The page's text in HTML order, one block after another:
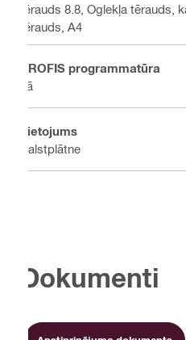
tērauds 8.8, Oglekļa tērauds,
tērauds, A4
PROFIS programmatūra
Jā
Lietojums
Balstplātne
Dokumenti